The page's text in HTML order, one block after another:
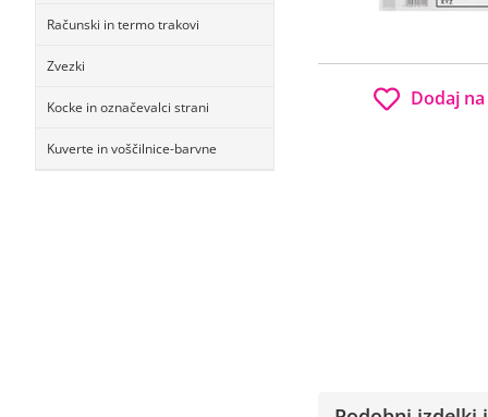
Računski in termo trakovi
Zvezki
Kocke in označevalci strani
Kuverte in voščilnice-barvne
Dodaj